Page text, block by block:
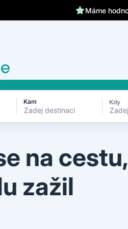
Máme
Kam Kdy
na
zažil